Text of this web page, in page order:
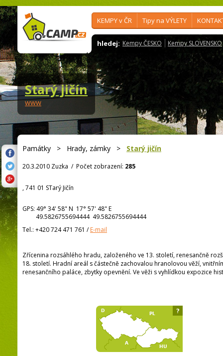
KEMPY v ČR Tipy na VÝLETY
hledej: Kempy ČESKO Kempy SLOVENSKO
Starý jičín
www
Památky > Hrady, zámky > Starý jičín
20.3.2010 Zuzka / Počet zobrazení: 285
, 741 01 STarý Jičín
GPS: 49° 34' 58" N 17° 57' 48" E
49.5826755694444 49.5826755694444
Tel.: +420 724 471 761 /E-mail
Zřícenina rozsáhlého hradu, založeného ve 13. století, renesančně
18. století. Hradní areál s částečně zachovalou hranolovou věží,
renesančního paláce, zbytky opevnění. Ve věži s vyhlídkou expozice
?